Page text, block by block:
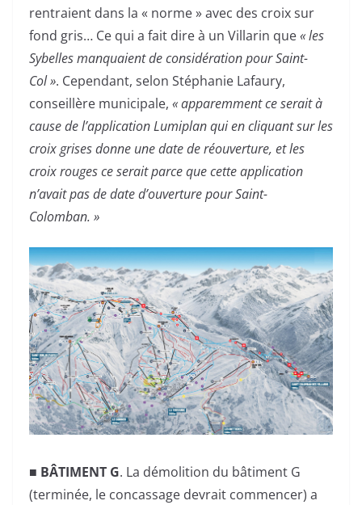
rentraient dans la « norme » avec des croix sur
fond gris… Ce qui a fait dire à un Villarin que« les
Sybelles manquaient de considération pour Saint-
Col ». Cependant, selon Stéphanie Lafaury,
conseillère municipale, « apparemment ce serait à
cause de l’application Lumiplan qui en cliquant sur les
croix grises donne une date de réouverture, et les
croix rouges ce serait parce que cette application
n’avait pas de date d’ouverture pour Saint-
Colomban. »
■ BÂTIMENT G. La démolition du bâtiment G
(terminée, le concassage devrait commencer) a